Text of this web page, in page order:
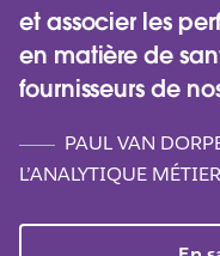
l’un des piliers
et associer les
en matière de
fournisseurs de
PAUL VAN
L’ANALYTIQUE